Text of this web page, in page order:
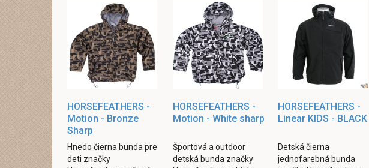
HORSEFEATHERS -
Motion - Bronze
Sharp
Hnedo čierna bunda pre
deti značky
HORSEFEATHERS -
Motion - White sharp
Športová a outdoor
detská bunda značky
HORSEFEATHERS -
Linear KIDS - BLACK
Detská čierna
jednofarebná bunda